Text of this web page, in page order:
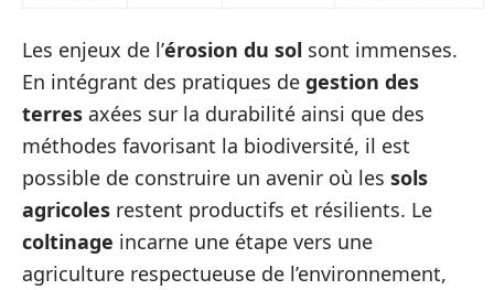
Les enjeux de l’érosion du sol sont immenses.
En intégrant des pratiques de gestion des
terres axées sur la durabilité ainsi que des
méthodes favorisant la biodiversité, il est
possible de construire un avenir où les sols
agricoles restent productifs et résilients. Le
coltinage incarne une étape vers une
agriculture respectueuse de l’environnement,